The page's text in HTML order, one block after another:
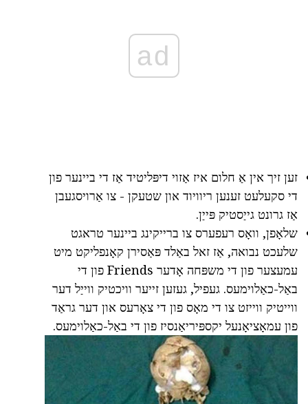
ad
זען זיך אין אַ חלום איז אַזוי דיפּליטיד אַז די ביינער פון
די סקעלעט זענען ריוויוד און שטעקן - צו אַרויסגעבן
אַז גרונט גייַסטיק פּייַן.
שלאָפן, וואָס רעפערס צו ברייקינג ביינער טראגט
שלעכט נבואה, אַז זאל באַלד פּאַסירן קאָנפליקט מיט
עמעצער פון די משפּחה אָדער Friends פון די
באַל-כאַלוימעס. געפיל, געזען זייער וויכטיק ווייַל דער
ווייטיק ווייזט צו די מאָס פון די צאָרעס און דער גראַד
פון עמאָציאָנעל יקספּיריאַנסיז פון די באַל-כאַלוימעס.